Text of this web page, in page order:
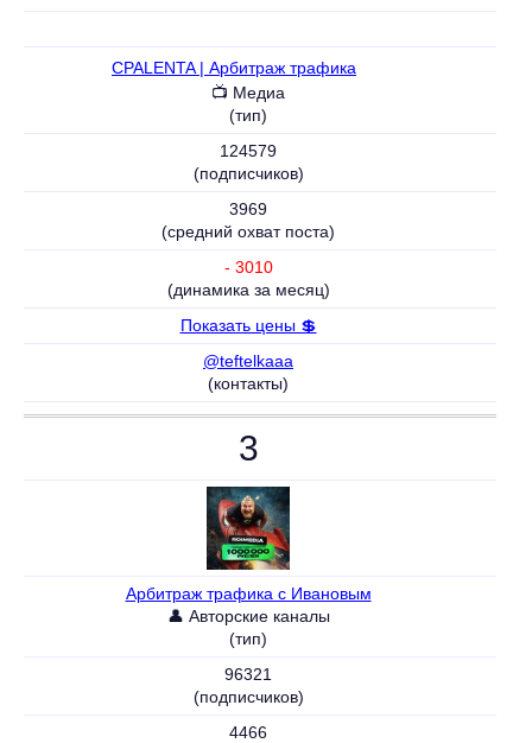
CPALENTA | Арбитраж трафика
📺 Медиа
(тип)
124579
(подписчиков)
3969
(средний охват поста)
- 3010
(динамика за месяц)
Показать цены 💲
@teftelkaaa
(контакты)
3
Арбитраж трафика с Ивановым
👤 Авторские каналы
(тип)
96321
(подписчиков)
4466